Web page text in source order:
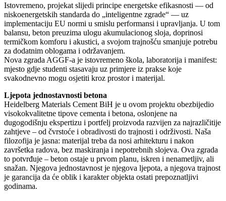
Istovremeno, projekat slijedi principe energetske efikasnosti — od
niskoenergetskih standarda do „inteligentne zgrade“ — uz
implementaciju EU normi u smislu performansi i upravljanja. U tom
balansu, beton preuzima ulogu akumulacionog sloja, doprinosi
termičkom komforu i akustici, a svojom trajnošću smanjuje potrebu
za dodatnim oblogama i održavanjem.
Nova zgrada AGGF-a je istovremeno škola, laboratorija i manifest:
mjesto gdje studenti stasavaju uz primjere iz prakse koje
svakodnevno mogu osjetiti kroz prostor i materijal.
Ljepota jednostavnosti betona
Heidelberg Materials Cement BiH je u ovom projektu obezbijedio
visokokvalitetne tipove cementa i betona, oslonjene na
dugogodišnju ekspertizu i portfelj proizvoda razvijen za najrazličitije
zahtjeve – od čvrstoće i obradivosti do trajnosti i održivosti. Naša
filozofija je jasna: materijal treba da nosi arhitekturu i nakon
završetka radova, bez maskiranja i nepotrebnih slojeva. Ova zgrada
to potvrđuje – beton ostaje u prvom planu, iskren i nenametljiv, ali
snažan. Njegova jednostavnost je njegova ljepota, a njegova trajnost
je garancija da će oblik i karakter objekta ostati prepoznatljivi
godinama.